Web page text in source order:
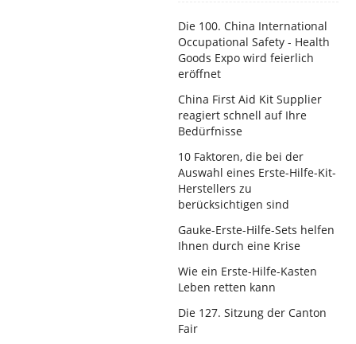
Die 100. China International
Occupational Safety - Health
Goods Expo wird feierlich
eröffnet
China First Aid Kit Supplier
reagiert schnell auf Ihre
Bedürfnisse
10 Faktoren, die bei der
Auswahl eines Erste-Hilfe-Kit-
Herstellers zu
berücksichtigen sind
Gauke-Erste-Hilfe-Sets helfen
Ihnen durch eine Krise
Wie ein Erste-Hilfe-Kasten
Leben retten kann
Die 127. Sitzung der Canton
Fair